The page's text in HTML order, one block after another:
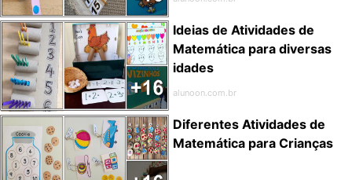
Ideias de Atividades de
Matemática para diversas
idades
alunoon.com.br
Diferentes Atividades de
Matemática para Crianças